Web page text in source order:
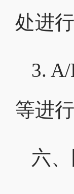
处进
3.
等进
六